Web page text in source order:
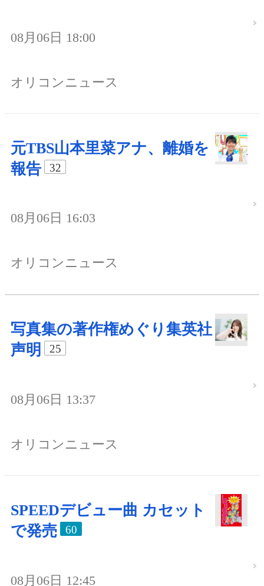
08月06日 18:00
オリコンニュース
元TBS山本里菜アナ、離婚を
報告
32
08月06日 16:03
オリコンニュース
写真集の著作権めぐり集英社
声明
25
08月06日 13:37
オリコンニュース
SPEEDデビュー曲 カセット
で発売
60
08月06日 12:45